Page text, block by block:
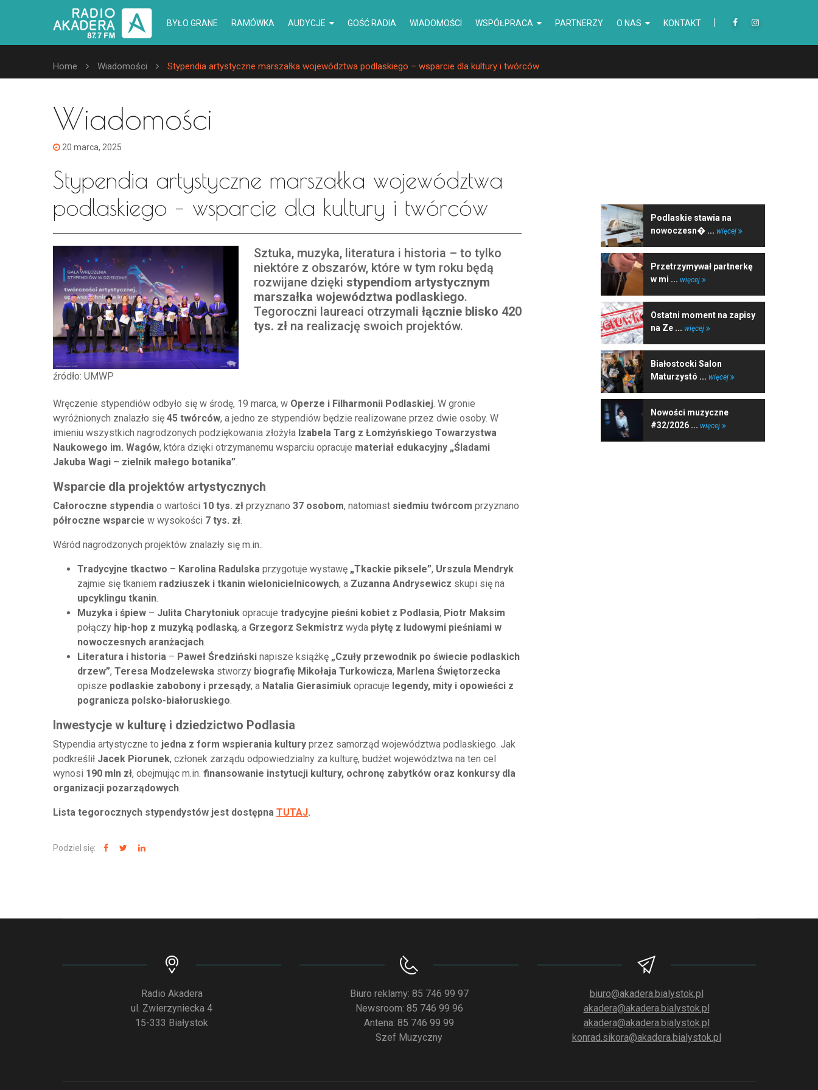
BYŁO GRANE RAMÓWKA AUDYCJE GOŚĆ RADIA WIADOMOŚCI WSPÓŁPRACA PARTNERZY O NAS KONTAKT
Home Wiadomości Stypendia artystyczne marszałka województwa podlaskiego – wsparcie dla kultury i twórców
Wiadomości
20 marca, 2025
Stypendia artystyczne marszałka województwa
podlaskiego – wsparcie dla kultury i twórców
źródło: UMWP
Sztuka, muzyka, literatura i historia – to tylko
niektóre z obszarów, które w tym roku będą
rozwijane dzięki stypendiom artystycznym
marszałka województwa podlaskiego.
Tegoroczni laureaci otrzymali łącznie blisko 420
tys. zł na realizację swoich projektów.
Wręczenie stypendiów odbyło się w środę, 19 marca, w Operze i Filharmonii Podlaskiej. W gronie
wyróżnionych znalazło się 45 twórców, a jedno ze stypendiów będzie realizowane przez dwie osoby. W
imieniu wszystkich nagrodzonych podziękowania złożyła Izabela Targ z Łomżyńskiego Towarzystwa
Naukowego im. Wagów, która dzięki otrzymanemu wsparciu opracuje materiał edukacyjny „Śladami
Jakuba Wagi – zielnik małego botanika”.
Wsparcie dla projektów artystycznych
Całoroczne stypendia o wartości 10 tys. zł przyznano 37 osobom, natomiast siedmiu twórcom przyznano
półroczne wsparcie w wysokości 7 tys. zł.
Wśród nagrodzonych projektów znalazły się m.in.:
Tradycyjne tkactwo – Karolina Radulska przygotuje wystawę „Tkackie piksele”, Urszula Mendryk
zajmie się tkaniem radziuszek i tkanin wielonicielnicowych, a Zuzanna Andrysewicz skupi się na
upcyklingu tkanin.
Muzyka i śpiew – Julita Charytoniuk opracuje tradycyjne pieśni kobiet z Podlasia, Piotr Maksim
połączy hip-hop z muzyką podlaską, a Grzegorz Sekmistrz wyda płytę z ludowymi pieśniami w
nowoczesnych aranżacjach.
Literatura i historia – Paweł Średziński napisze książkę „Czuły przewodnik po świecie podlaskich
drzew”, Teresa Modzelewska stworzy biografię Mikołaja Turkowicza, Marlena Świętorzecka
opisze podlaskie zabobony i przesądy, a Natalia Gierasimiuk opracuje legendy, mity i opowieści z
pogranicza polsko-białoruskiego.
Inwestycje w kulturę i dziedzictwo Podlasia
Stypendia artystyczne to jedna z form wspierania kultury przez samorząd województwa podlaskiego. Jak
podkreślił Jacek Piorunek, członek zarządu odpowiedzialny za kulturę, budżet województwa na ten cel
wynosi 190 mln zł, obejmując m.in. finansowanie instytucji kultury, ochronę zabytków oraz konkursy dla
organizacji pozarządowych.
Lista tegorocznych stypendystów jest dostępna TUTAJ.
Podziel się:
Podlaskie stawia na
nowoczesn� ... więcej
Przetrzymywał partnerkę
w mi ... więcej
Ostatni moment na zapisy
na Ze ... więcej
Białostocki Salon
Maturzystó ... więcej
Nowości muzyczne
#32/2026 ... więcej
Radio Akadera
ul. Zwierzyniecka 4
15-333 Białystok
Biuro reklamy: 85 746 99 97
Newsroom: 85 746 99 96
Antena: 85 746 99 99
Szef Muzyczny
biuro@akadera.bialystok.pl
akadera@akadera.bialystok.pl
akadera@akadera.bialystok.pl
konrad.sikora@akadera.bialystok.pl